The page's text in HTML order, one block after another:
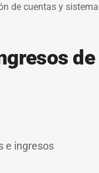
de cuentas y sistema
de
e ingresos